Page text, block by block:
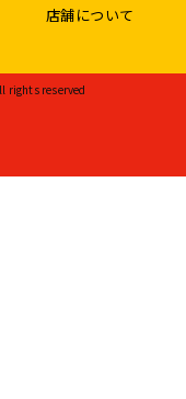
店舗について
rights reserved